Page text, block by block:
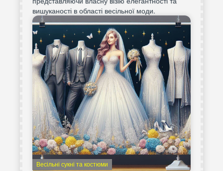
вишуканості в області весільної моди.
Весільні сукні та костюми